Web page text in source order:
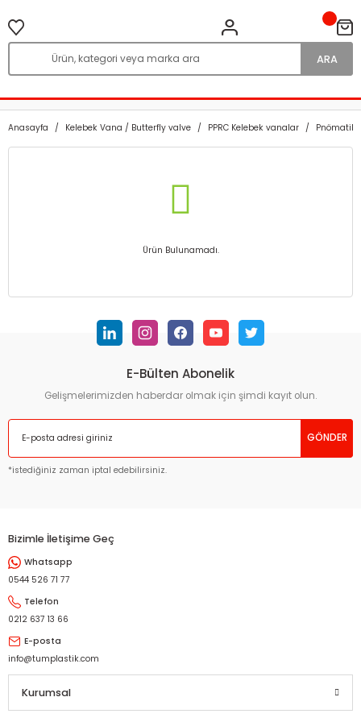
ARA
Anasayfa Kelebek Vana / Butterfly valve PPRC Kelebek vanalar Pnömatik
Ürün Bulunamadı.
E-Bülten Abonelik
Gelişmelerimizden haberdar olmak için şimdi kayıt olun.
GÖNDER
*istediğiniz zaman iptal edebilirsiniz.
Bizimle İletişime Geç
Whatsapp
0544 526 71 77
Telefon
0212 637 13 66
E-posta
info@tumplastik.com
Kurumsal